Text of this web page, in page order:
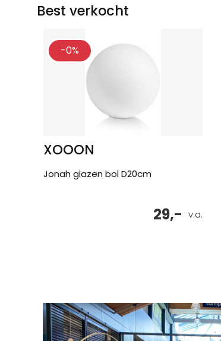
Best verkocht
-0%
XOOON
Jonah glazen bol D20cm
v.a.
29,-